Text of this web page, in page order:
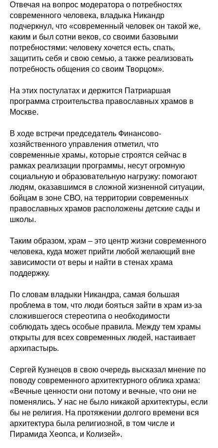
Отвечая на вопрос модератора о потребностях
современного человека, владыка Никандр
подчеркнул, что «современный человек он такой же,
каким и был сотни веков, со своими базовыми
потребностями: человеку хочется есть, спать,
защитить себя и свою семью, а также реализовать
потребность общения со своим Творцом».
На этих постулатах и держится Патриаршая
программа строительства православных храмов в
Москве.
В ходе встречи председатель Финансово-
хозяйственного управления отметил, что
современные храмы, которые строятся сейчас в
рамках реализации программы, несут огромную
социальную и образовательную нагрузку: помогают
людям, оказавшимся в сложной жизненной ситуации,
бойцам в зоне СВО, на территории современных
православных храмов расположены детские сады и
школы.
Таким образом, храм – это центр жизни современного
человека, куда может прийти любой желающий вне
зависимости от веры и найти в стенах храма
поддержку.
По словам владыки Никандра, самая большая
проблема в том, что люди бояться зайти в храм из-за
сложившегося стереотипа о необходимости
соблюдать здесь особые правила. Между тем храмы
открыты для всех современных людей, настаивает
архипастырь.
Сергей Кузнецов в свою очередь высказал мнение по
поводу современного архитектурного облика храма:
«Вечные ценности они потому и вечные, что они не
поменялись. У нас не было никакой архитектуры, если
бы не религия. На протяжении долгого времени вся
архитектура была религиозной, в том числе и
Пирамида Хеопса, и Колизей».